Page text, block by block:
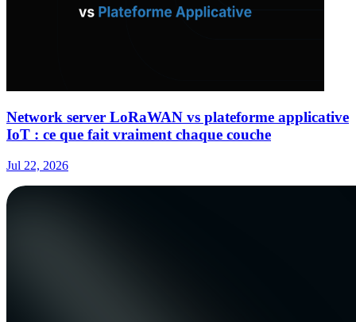
Network server LoRaWAN vs plateforme applicative
IoT : ce que fait vraiment chaque couche
Jul 22, 2026